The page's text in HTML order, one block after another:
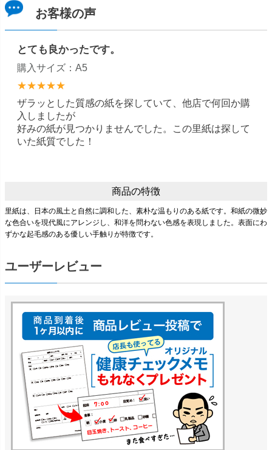
お客様の声
とても良かったです。
購入サイズ：A5
★★★★★
ザラッとした質感の紙を探していて、他店で何回か購
入しましたが
好みの紙が見つかりませんでした。この里紙は探して
いた紙質でした！
商品の特徴
里紙は、日本の風土と自然に調和した、素朴な温もりのある紙です。和紙の微妙
な色合いを現代風にアレンジし、和洋を問わない色感を表現しました。表面にわ
ずかな起毛感のある優しい手触りが特徴です。
ユーザーレビュー